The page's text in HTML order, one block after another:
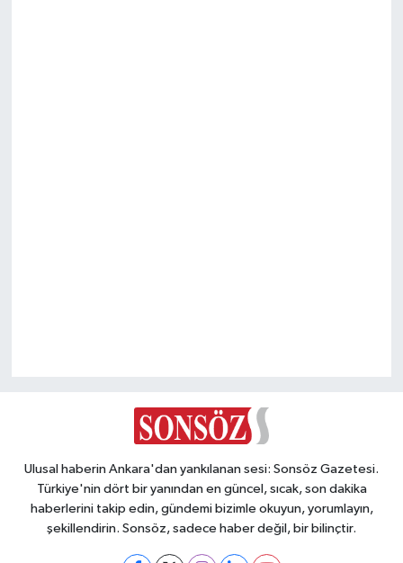
Ulusal haberin Ankara'dan yankılanan sesi: Sonsöz Gazetesi.
Türkiye'nin dört bir yanından en güncel, sıcak, son dakika
haberlerini takip edin, gündemi bizimle okuyun, yorumlayın,
şekillendirin. Sonsöz, sadece haber değil, bir bilinçtir.